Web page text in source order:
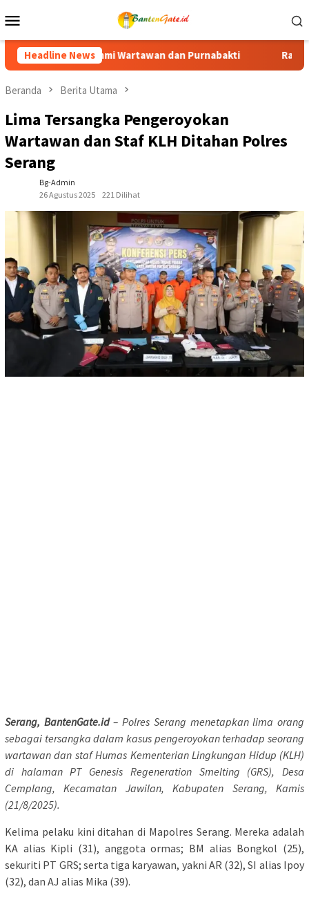
ke
Mobile
Headline News
dan Purnabakti Ratusan Purna Bhakti dan Warga Siap
Beranda Berita Utama
Lima Tersangka Pengeroyokan
Wartawan dan Staf KLH Ditahan Polres
Serang
Bg-Admin
26 Agustus 2025
221 Dilihat
Serang, BantenGate.id– Polres Serang menetapkan lima orang
sebagai tersangka dalam kasus pengeroyokan terhadap seorang
wartawan dan staf Humas Kementerian Lingkungan Hidup (KLH)
di halaman PT Genesis Regeneration Smelting (GRS), Desa
Cemplang, Kecamatan Jawilan, Kabupaten Serang, Kamis
(21/8/2025).
Kelima pelaku kini ditahan di Mapolres Serang. Mereka adalah
KA alias Kipli (31), anggota ormas; BM alias Bongkol (25),
sekuriti PT GRS; serta tiga karyawan, yakni AR (32), SI alias Ipoy
(32), dan AJ alias Mika (39).